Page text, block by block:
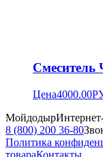
Смеситель
Цена4000.00
Мойдодыр
8 (800) 200 36-80
Политика